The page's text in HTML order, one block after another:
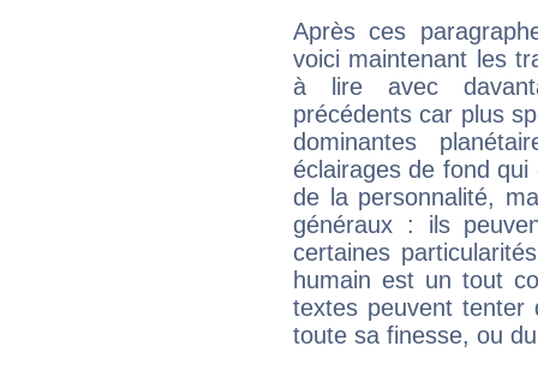
Après ces
voici maintenant les
à lire avec
précédents car plus
dominantes
éclairages de fond
de la personnalité,
généraux : ils
certaines
humain est un tout
textes peuvent tenter
toute sa finesse, ou